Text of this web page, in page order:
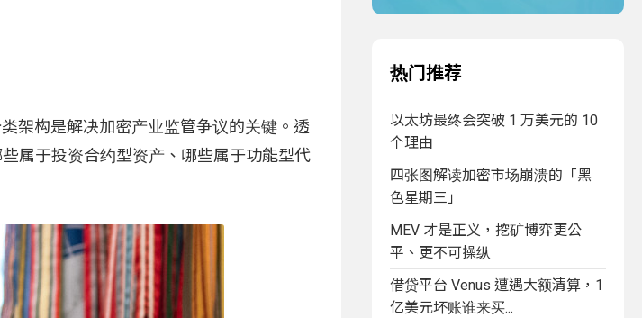
架构是解决加密产业监管争议的关键。透
属于投资合约型资产、哪些属于功能型代
热门推荐
以太坊最终会突破 1 万美元的 10
个理由
四张图解读加密市场崩溃的「黑
色星期三」
MEV 才是正义，挖矿博弈更公
平、更不可操纵
借贷平台 Venus 遭遇大额清算，1
亿美元坏账谁来买...